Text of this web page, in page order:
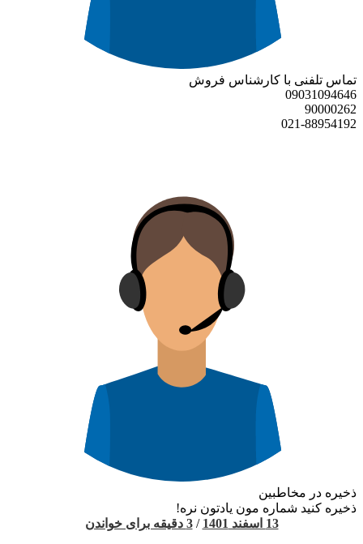
تماس تلفنی با کارشناس فروش
09031094646
90000262
021-88954192
ذخیره در مخاطبین
ذخیره کنید شماره مون یادتون نره!
13 اسفند 1401
/3 دقیقه برای خواندن